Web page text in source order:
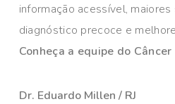
informação acessível,
diagnóstico precoce e
Conheça a equipe do
Dr. Eduardo Millen / RJ